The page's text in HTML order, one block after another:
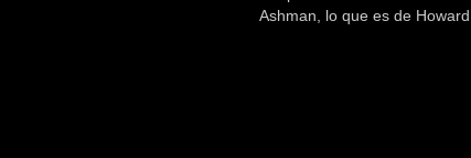
Ashman, lo que es de